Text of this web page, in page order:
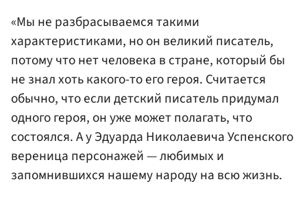
«Мы не разбрасываемся такими
характеристиками, но он великий писатель,
потому что нет человека в стране, который бы
не знал хоть какого-то его героя. Считается
обычно, что если детский писатель придумал
одного героя, он уже может полагать, что
состоялся. А у Эдуарда Николаевича Успенского
вереница персонажей — любимых и
запомнившихся нашему народу на всю жизнь.